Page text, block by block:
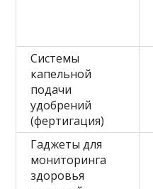
Системы
капельной
подачи
удобрений
(фертигация)
Гаджеты для
мониторинга
здоровья